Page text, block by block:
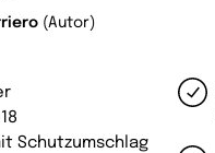
(Autor)
Schutzumschlag